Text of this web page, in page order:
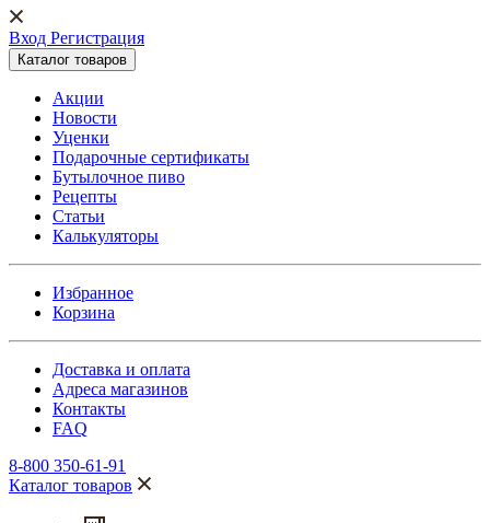
Вход Регистрация
Каталог товаров
Акции
Новости
Уценки
Подарочные сертификаты
Бутылочное пиво
Рецепты
Статьи
Калькуляторы
Избранное
Корзина
Доставка и оплата
Адреса магазинов
Контакты
FAQ
8-800 350-61-91
Каталог товаров